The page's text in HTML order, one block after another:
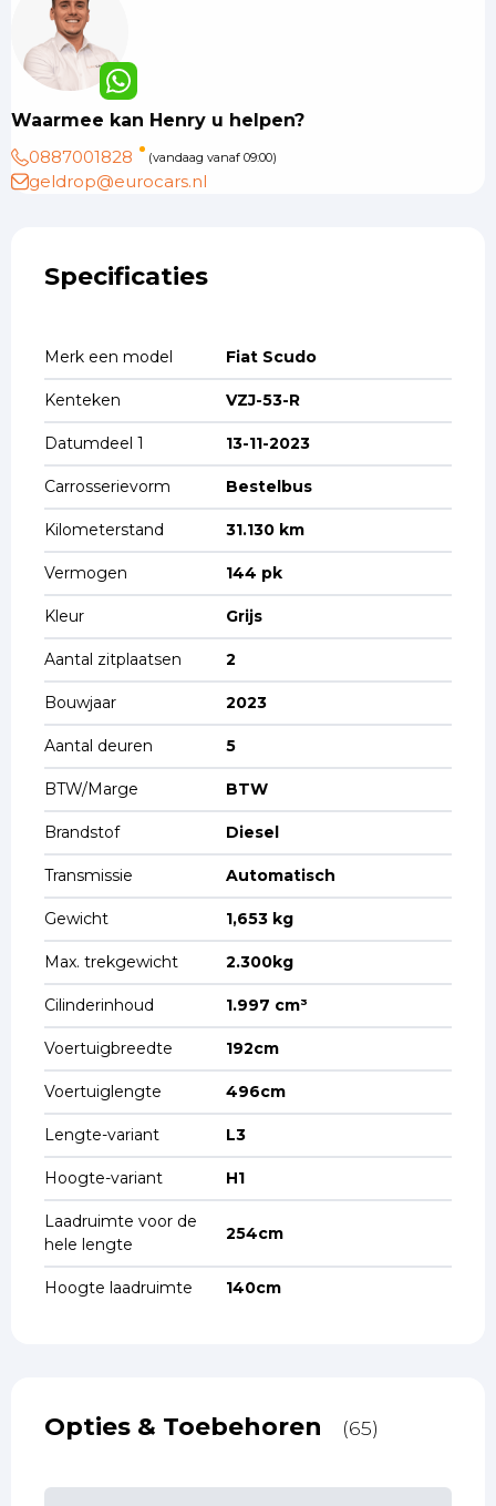
Waarmee kan Henry u helpen?
0887001828
(vandaag vanaf 09:00)
geldrop@eurocars.nl
Specificaties
Merk een model Fiat Scudo
Kenteken VZJ-53-R
Datumdeel 1 13-11-2023
Carrosserievorm Bestelbus
Kilometerstand 31.130 km
Vermogen 144 pk
Kleur Grijs
Aantal zitplaatsen 2
Bouwjaar 2023
Aantal deuren 5
BTW/Marge BTW
Brandstof Diesel
Transmissie Automatisch
Gewicht 1,653 kg
Max. trekgewicht 2.300kg
Cilinderinhoud 1.997 cm³
Voertuigbreedte 192cm
Voertuiglengte 496cm
Lengte-variant L3
Hoogte-variant H1
Laadruimte voor de
hele lengte
254cm
Hoogte laadruimte 140cm
Opties & Toebehoren (65)